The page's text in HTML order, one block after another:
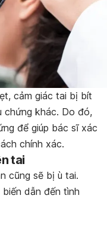
cảm giác tai bị bít
chứng khác. Do đó,
để giúp bác sĩ xác
chính xác.
tai
cũng sẽ bị ù tai.
biến dẫn đến tình